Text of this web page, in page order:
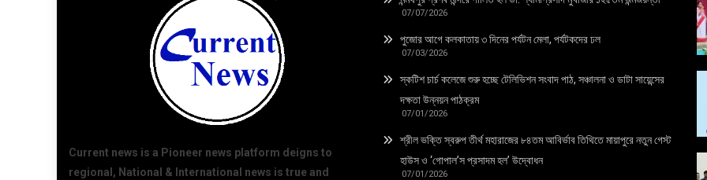
Current news is a Pioneer news platform deigns to
regional, National & International news is true and
07/07/2026
পুজোর আগে কলকাতায় ৩ দিনের পর্যটন মেলা, পর্যটকদের ঢল
07/03/2026
স্কটিশ চার্চ কলেজে শুরু হচ্ছে টেলিভিশন সংবাদ পাঠ, সঞ্চালনা ও ডাটা সায়েন্সের
দক্ষতা উন্নয়ন পাঠক্রম
07/01/2026
শ্রীল ভক্তি স্বরুপ তীর্থ মহারাজের ৮৪তম আবির্ভাব তিথিতে মায়াপুরে নতুন গেস্ট
হাউস ও ‘গোপাল’স প্রসাদম হল’ উদ্বোধন
07/01/2026